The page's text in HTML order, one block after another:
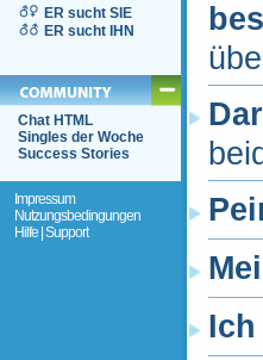
ER sucht SIE
ER sucht IHN
Chat HTML
Singles der Woche
Success Stories
Impressum
Nutzungsbedingungen
Hilfe | Support